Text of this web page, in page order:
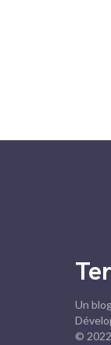
Un
©